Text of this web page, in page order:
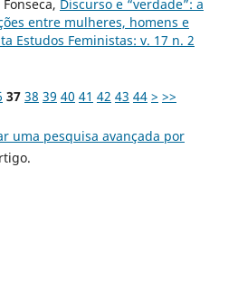
Discurso e “verdade”: a
entre mulheres, homens e
Estudos Feministas: v. 17 n. 2
37 38 39 40 41 42 43 44 > >>
uma pesquisa avançada por